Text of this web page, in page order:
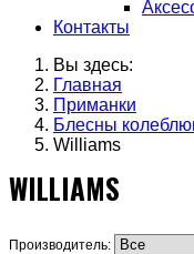
Контакты
Вы здесь:
Главная
Приманки
Блесны
Williams
WILLIAMS
Производитель: